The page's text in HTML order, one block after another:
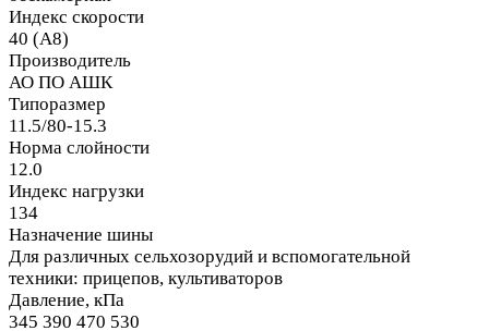
Индекс скорости
40 (A8)
Производитель
АО ПО АШК
Типоразмер
11.5/80-15.3
Норма слойности
12.0
Индекс нагрузки
134
Назначение шины
Для различных сельхозорудий и вспомогательной
техники: прицепов, культиваторов
Давление, кПа
345 390 470 530